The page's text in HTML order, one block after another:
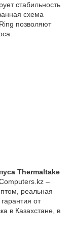
стабильность
схема
позволяют
Thermaltake
–
реальная
от
в Казахстане, в